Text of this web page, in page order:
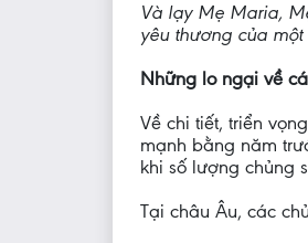
Và lạy Mẹ Maria,
yêu thương của
Những lo ngại về
Về chi tiết, triển
mạnh bằng năm
khi số lượng chủng
Tại châu Âu, các